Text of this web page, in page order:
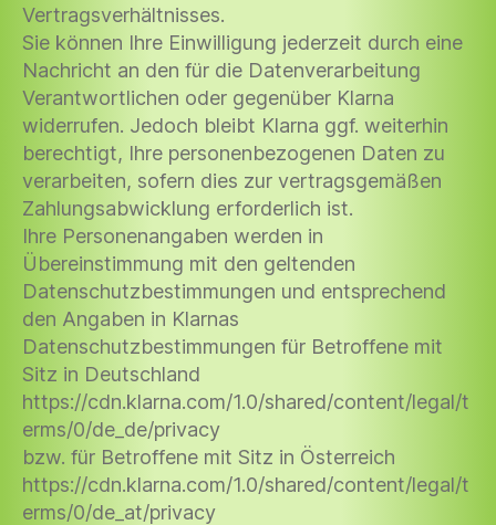
Vertragsverhältnisses.
Sie können Ihre Einwilligung jederzeit durch eine
Nachricht an den für die Datenverarbeitung
Verantwortlichen oder gegenüber Klarna
widerrufen. Jedoch bleibt Klarna ggf. weiterhin
berechtigt, Ihre personenbezogenen Daten zu
verarbeiten, sofern dies zur vertragsgemäßen
Zahlungsabwicklung erforderlich ist.
Ihre Personenangaben werden in
Übereinstimmung mit den geltenden
Datenschutzbestimmungen und entsprechend
den Angaben in Klarnas
Datenschutzbestimmungen für Betroffene mit
Sitz in Deutschland
https://cdn.klarna.com/1.0/shared/content/legal/t
erms/0/de_de/privacy
bzw. für Betroffene mit Sitz in Österreich
https://cdn.klarna.com/1.0/shared/content/legal/t
erms/0/de_at/privacy